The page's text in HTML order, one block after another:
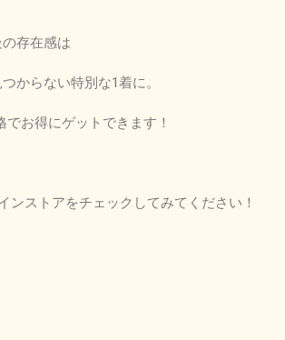
存在感は
からない特別な1着に。
でお得にゲットできます！
ンストアをチェックしてみてください！